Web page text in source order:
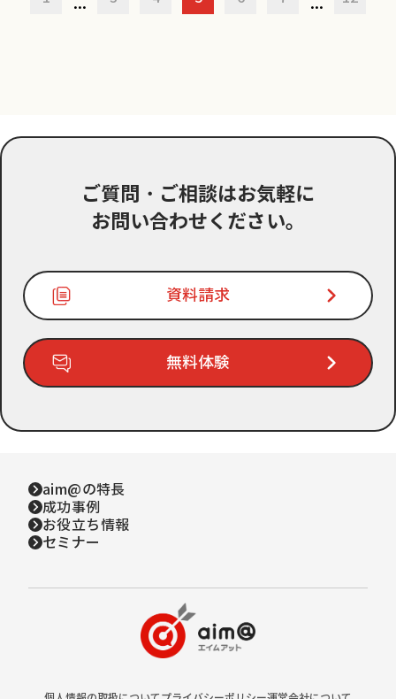
ご質問・ご相談はお気軽に
お問い合わせください。
資料請求
無料体験
aim@の特長
成功事例
お役立ち情報
セミナー